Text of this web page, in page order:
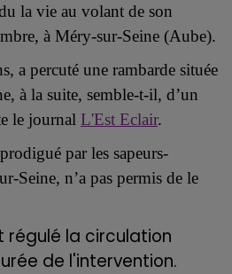
la vie au volant de son
à Méry-sur-Seine (Aube).
a percuté une rambarde située
à la suite, semble-t-il, d’un
le journal L'Est Eclair.
par les sapeurs-
Seine, n’a pas permis de le
régulé la circulation
de l'intervention.